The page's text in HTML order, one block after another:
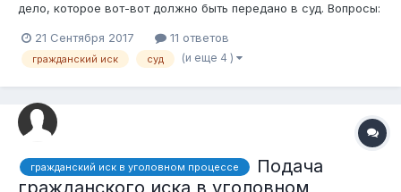
дело, которое вот-вот должно быть передано в суд. Вопросы:
автоматически не предоставляется на судебном процессе.
Правильно ли я понимаю, что роль адвоката потерпевшего
21 Сентября 2017 11 ответов
гражданский иск суд (и еще 4 )
гражданский иск в уголовном процессе
Подача
гражданского иска в уголовном